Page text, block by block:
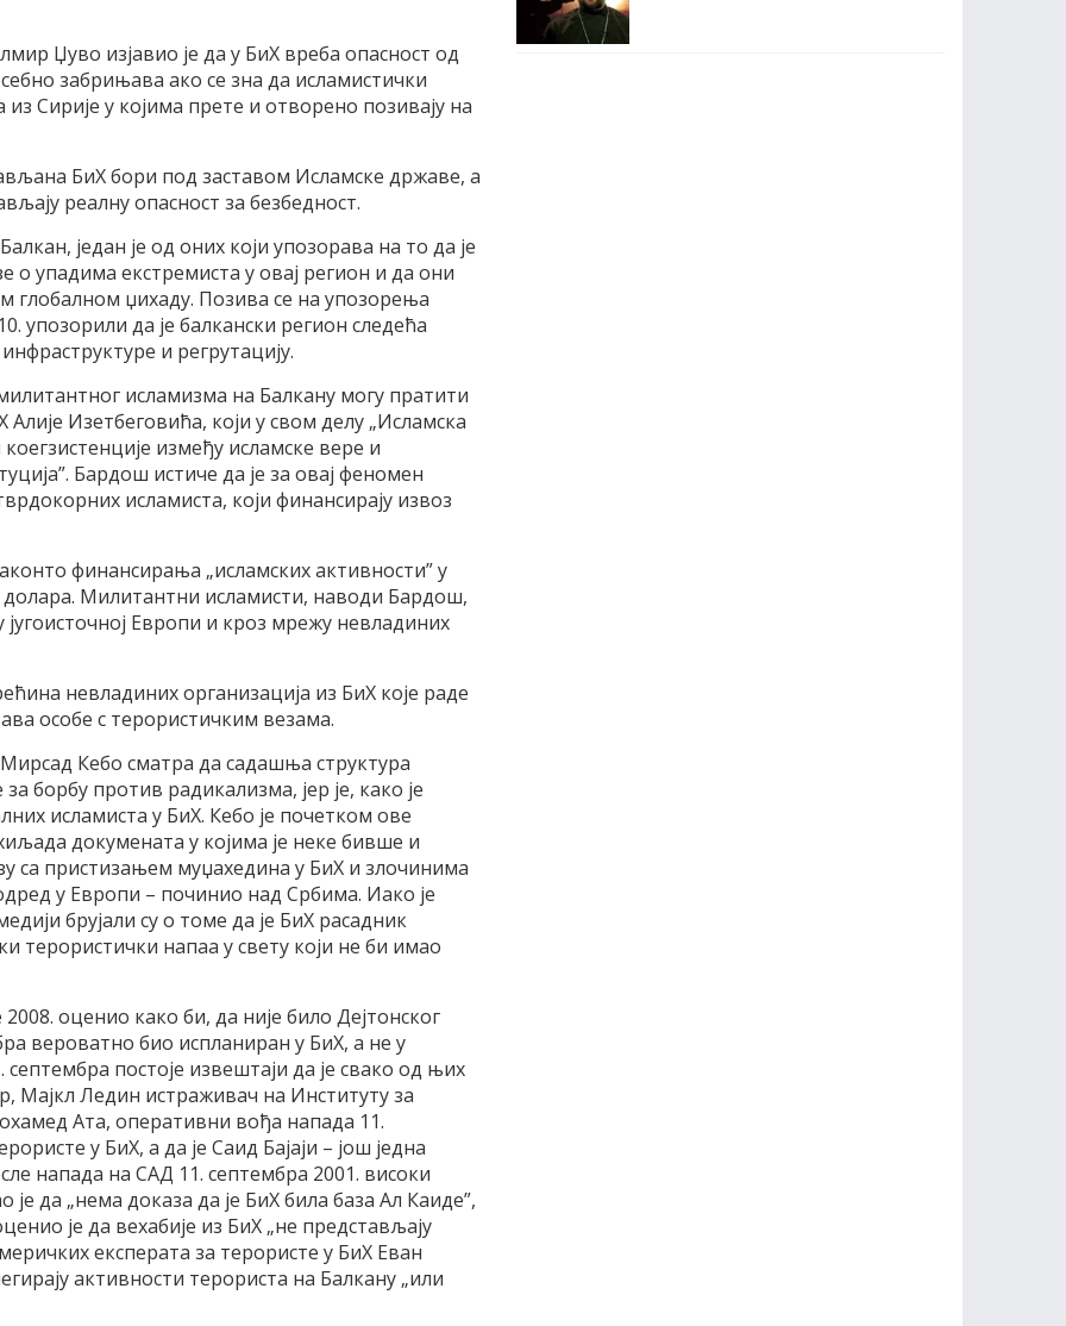
Џуво изјавио је да у БиХ вреба опасност од
забрињава ако се зна да исламистички
Сирије у којима прете и отворено позивају на
БиХ бори под заставом Исламске државе, а
реалну опасност за безбедност.
један је од оних који упозорава на то да је
о упадима екстремиста у овај регион и да они
глобалном џихаду. Позива се на упозорења
упозорили да је балкански регион следећа
и регрутацију.
исламизма на Балкану могу пратити
Изетбеговића, који у свом делу „Исламска
између исламске вере и
Бардош истиче да је за овај феномен
исламиста, који финансирају извоз
финансирања „исламских активности” у
Милитантни исламисти, наводи Бардош,
Европи и кроз мрежу невладиних
невладиних организација из БиХ које раде
особе с терористичким везама.
Кебо сматра да садашња структура
борбу против радикализма, јер је, како је
исламиста у БиХ. Кебо је почетком ове
докумената у којима је неке бивше и
са пристизањем муџахедина у БиХ и злочинима
у Европи – починио над Србима. Иако је
брујали су о томе да је БиХ расадник
терористички напаа у свету који не би имао
оценио како би, да није било Дејтонског
вероватно био испланиран у БиХ, а не у
постоје извештаји да је свако од њих
Мајкл Ледин истраживач на Институту за
Ата, оперативни вођа напада 11.
у БиХ, а да је Саид Бајаји – још једна
напада на САД 11. септембра 2001. високи
да „нема доказа да је БиХ била база Ал Каиде”,
је да вехабије из БиХ „не представљају
експерата за терористе у БиХ Еван
активности терориста на Балкану „или